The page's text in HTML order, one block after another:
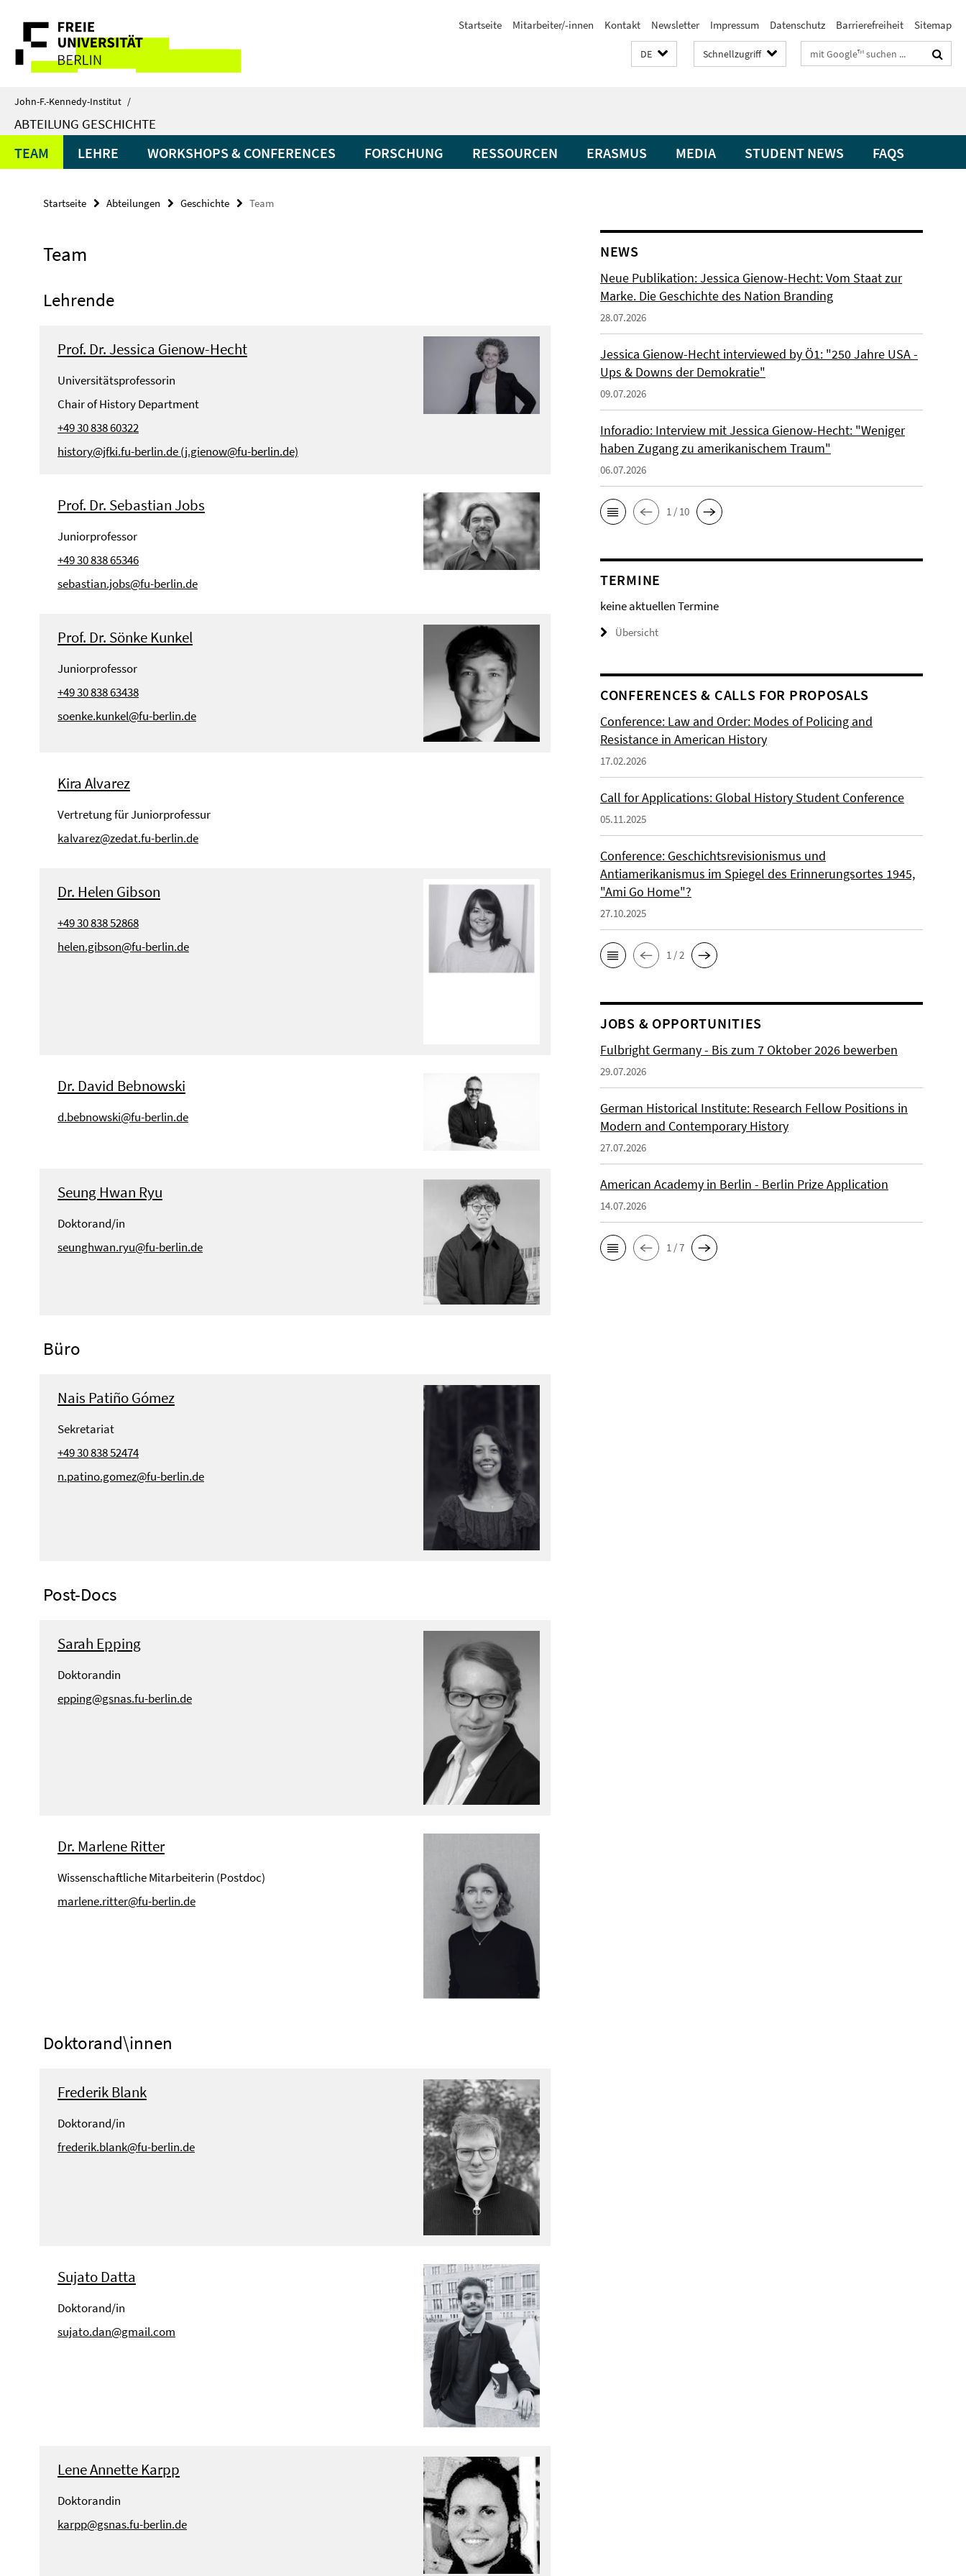
direkt
Inhalt
Service-
Navigation
Startseite Mitarbeiter/-innen Kontakt Newsletter Impressum Datenschutz Barrierefreiheit Sitemap
DE Schnellzugriff Suchbegriffe
John-F.-Kennedy-Institut /
ABTEILUNG GESCHICHTE
TEAM LEHRE WORKSHOPS & CONFERENCES FORSCHUNG RESSOURCEN ERASMUS MEDIA STUDENT NEWS FAQS
Startseite Abteilungen Geschichte Team
Team
Lehrende
Prof. Dr. Jessica Gienow-Hecht
Universitätsprofessorin
Chair of History Department
+49 30 838 60322
history@jfki.fu-berlin.de (j.gienow@fu-berlin.de)
Prof. Dr. Sebastian Jobs
Juniorprofessor
+49 30 838 65346
sebastian.jobs@fu-berlin.de
Prof. Dr. Sönke Kunkel
Juniorprofessor
+49 30 838 63438
soenke.kunkel@fu-berlin.de
Kira Alvarez
Vertretung für Juniorprofessur
kalvarez@zedat.fu-berlin.de
Dr. Helen Gibson
+49 30 838 52868
helen.gibson@fu-berlin.de
Dr. David Bebnowski
d.bebnowski@fu-berlin.de
Seung Hwan Ryu
Doktorand/in
seunghwan.ryu@fu-berlin.de
Büro
Nais Patiño Gómez
Sekretariat
+49 30 838 52474
n.patino.gomez@fu-berlin.de
Post-Docs
Sarah Epping
Doktorandin
epping@gsnas.fu-berlin.de
Dr. Marlene Ritter
Wissenschaftliche Mitarbeiterin (Postdoc)
marlene.ritter@fu-berlin.de
Doktorand\innen
Frederik Blank
Doktorand/in
frederik.blank@fu-berlin.de
Sujato Datta
Doktorand/in
sujato.dan@gmail.com
Lene Annette Karpp
Doktorandin
karpp@gsnas.fu-berlin.de
NEWS
Neue Publikation: Jessica Gienow-Hecht: Vom Staat zur
Marke. Die Geschichte des Nation Branding
28.07.2026
Jessica Gienow-Hecht interviewed by Ö1: "250 Jahre USA -
Ups & Downs der Demokratie"
09.07.2026
Inforadio: Interview mit Jessica Gienow-Hecht: "Weniger
haben Zugang zu amerikanischem Traum"
06.07.2026
1 / 10
TERMINE
keine aktuellen Termine
Übersicht
CONFERENCES & CALLS FOR PROPOSALS
Conference: Law and Order: Modes of Policing and
Resistance in American History
17.02.2026
Call for Applications: Global History Student Conference
05.11.2025
Conference: Geschichtsrevisionismus und
Antiamerikanismus im Spiegel des Erinnerungsortes 1945,
"Ami Go Home"?
27.10.2025
1 / 2
JOBS & OPPORTUNITIES
Fulbright Germany - Bis zum 7 Oktober 2026 bewerben
29.07.2026
German Historical Institute: Research Fellow Positions in
Modern and Contemporary History
27.07.2026
American Academy in Berlin - Berlin Prize Application
14.07.2026
1 / 7